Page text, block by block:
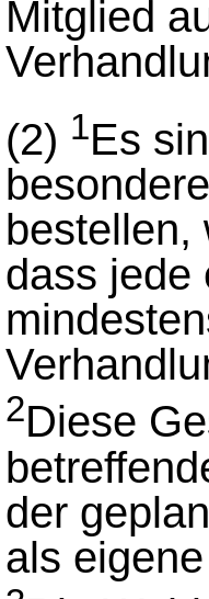
Mitglied
(2) 1Es
bestellen,
dass jede
2Diese
der
als